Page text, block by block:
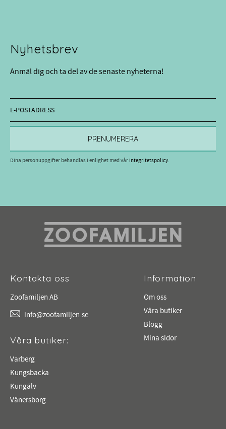
Nyhetsbrev
Anmäl dig och ta del av de senaste nyheterna!
PRENUMERERA
Dina personuppgifter behandlas i enlighet med vårintegritetspolicy.
Kontakta oss
Zoofamiljen AB
info@zoofamiljen.se
Våra butiker:
Varberg
Kungsbacka
Kungälv
Vänersborg
Information
Om oss
Våra butiker
Blogg
Mina sidor